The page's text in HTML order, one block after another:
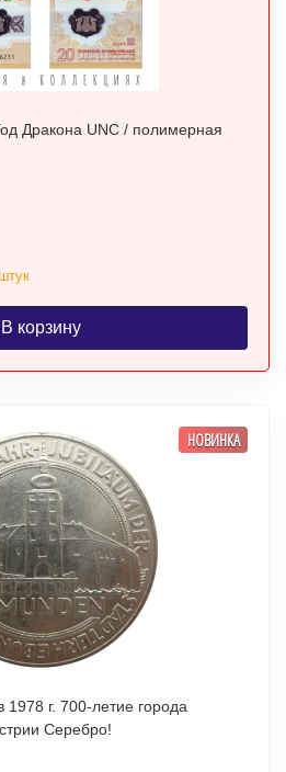
/ полимерная
В корзину
НОВИНКА
города
Гмюнден в Верхней Австрии Серебро!